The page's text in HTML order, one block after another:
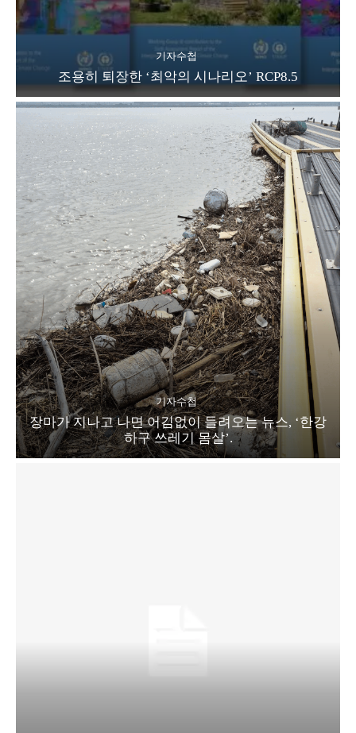
기자수첩
조용히 퇴장한 ‘최악의 시나리오’ RCP8.5
기자수첩
장마가 지나고 나면 어김없이 들려오는 뉴스, ‘한강
하구 쓰레기 몸살’.